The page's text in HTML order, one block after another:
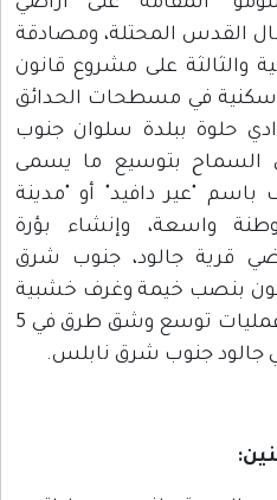
المحتلة، ومصادقة
والثالثة على مشروع قانون
في مسطحات الحدائق
حلوة ببلدة سلوان جنوب
بتوسيع ما يسمى
"عير دافيد" أو "مدينة
واسعة، وإنشاء بؤرة
قرية جالود، جنوب شرق
بنصب خيمة وغرف خشبية
في المنطقة، بالإضافة إلى عمليات توسع وشق طرق في 5
جنوب شرق نابلس.
: